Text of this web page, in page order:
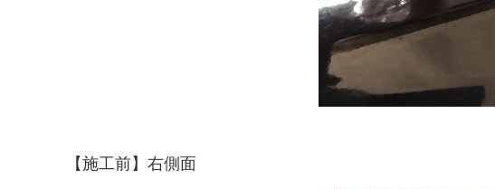
【施工前】右側面